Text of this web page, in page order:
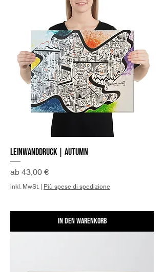
Leinwanddruck | Autumn
ab 43,00 €
Sale-Preis
inkl. MwSt.| Più spese di spedizione
In den Warenkorb